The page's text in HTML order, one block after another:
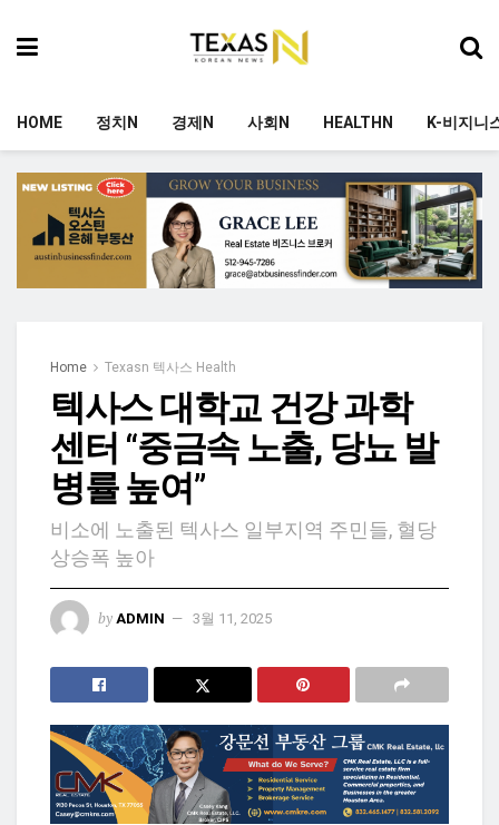
HOME 정치N 경제N 사회N HEALTHN K-비지니
Home Texasn 텍사스 Health
텍사스 대학교 건강 과학
센터 “중금속 노출, 당뇨 발
병률 높여”
비소에 노출된 텍사스 일부지역 주민들, 혈당
상승폭 높아
by ADMIN 3월 11, 2025